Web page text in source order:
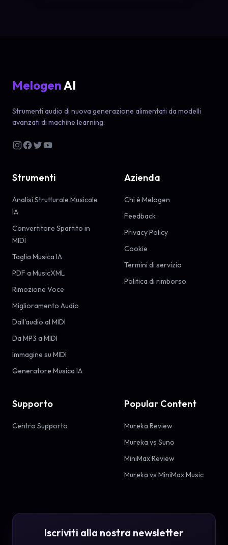
MelogenAI
Strumenti audio di nuova generazione alimentati da modelli
avanzati di machine learning.
Strumenti
Analisi Strutturale Musicale
IA
Convertitore Spartito in
MIDI
Taglia Musica IA
PDF a MusicXML
Rimozione Voce
Miglioramento Audio
Dall'audio al MIDI
Da MP3 a MIDI
Immagine su MIDI
Generatore Musica IA
Azienda
Chi è Melogen
Feedback
Privacy Policy
Cookie
Termini di servizio
Politica di rimborso
Supporto
Centro Supporto
Popular Content
Mureka Review
Mureka vs Suno
MiniMax Review
Mureka vs MiniMax Music
Iscriviti alla nostra newsletter